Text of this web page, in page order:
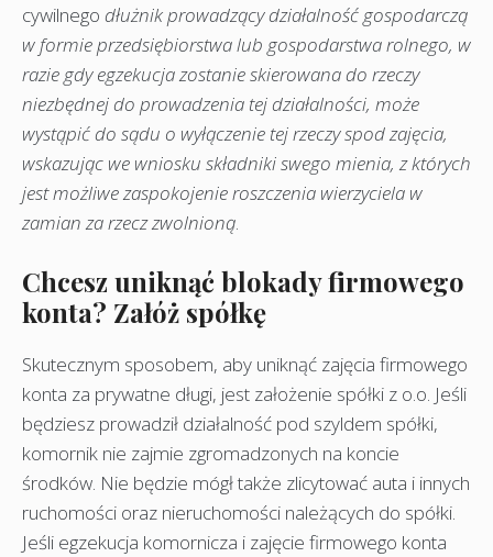
cywilnego dłużnik prowadzący działalność gospodarczą
w formie przedsiębiorstwa lub gospodarstwa rolnego, w
razie gdy egzekucja zostanie skierowana do rzeczy
niezbędnej do prowadzenia tej działalności, może
wystąpić do sądu o wyłączenie tej rzeczy spod zajęcia,
wskazując we wniosku składniki swego mienia, z których
jest możliwe zaspokojenie roszczenia wierzyciela w
zamian za rzecz zwolnioną.
Chcesz uniknąć blokady firmowego
konta? Załóż spółkę
Skutecznym sposobem, aby uniknąć zajęcia firmowego
konta za prywatne długi, jest założenie spółki z o.o. Jeśli
będziesz prowadził działalność pod szyldem spółki,
komornik nie zajmie zgromadzonych na koncie
środków. Nie będzie mógł także zlicytować auta i innych
ruchomości oraz nieruchomości należących do spółki.
Jeśli egzekucja komornicza i zajęcie firmowego konta